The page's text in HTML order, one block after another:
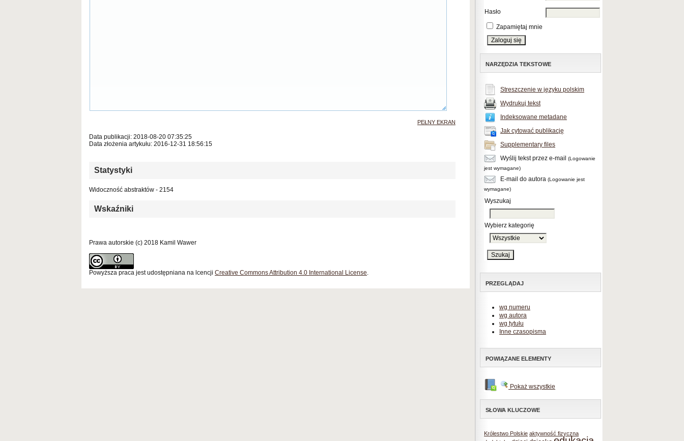
Hasło
Zapamiętaj mnie
NARZĘDZIA TEKSTOWE
Streszczenie w języku polskim
Wydrukuj tekst
Indeksowane metadane
Jak cytować publikację
Supplementary files
Wyślij tekst przez e-mail
(Logowanie
jest wymagane)
E-mail do autora (Logowanie jest
wymagane)
Wyszukaj
Wybierz kategorię
PRZEGLĄDAJ
wg numeru
wg autora
wg tytułu
Inne czasopisma
POWIĄZANE ELEMENTY
Pokaż wszystkie
SŁOWA KLUCZOWE
Królestwo Polskie aktywność fizyczna
PEŁNY EKRAN
Data publikacji: 2018-08-20 07:35:25
Data złożenia artykułu: 2016-12-31 18:56:15
Statystyki
Widoczność abstraktów - 2154
Wskaźniki
Prawa autorskie (c) 2018 Kamil Wawer
Powyższa praca jest udostępniana na lcencji Creative Commons Attribution 4.0 International License.